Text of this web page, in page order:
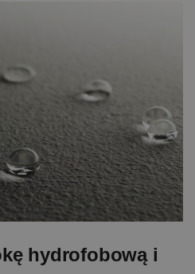
hydrofobową i